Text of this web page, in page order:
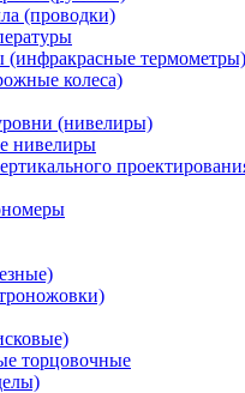
(проводки)
(инфракрасные термометры)
колеса)
(нивелиры)
нивелиры
торцовочные